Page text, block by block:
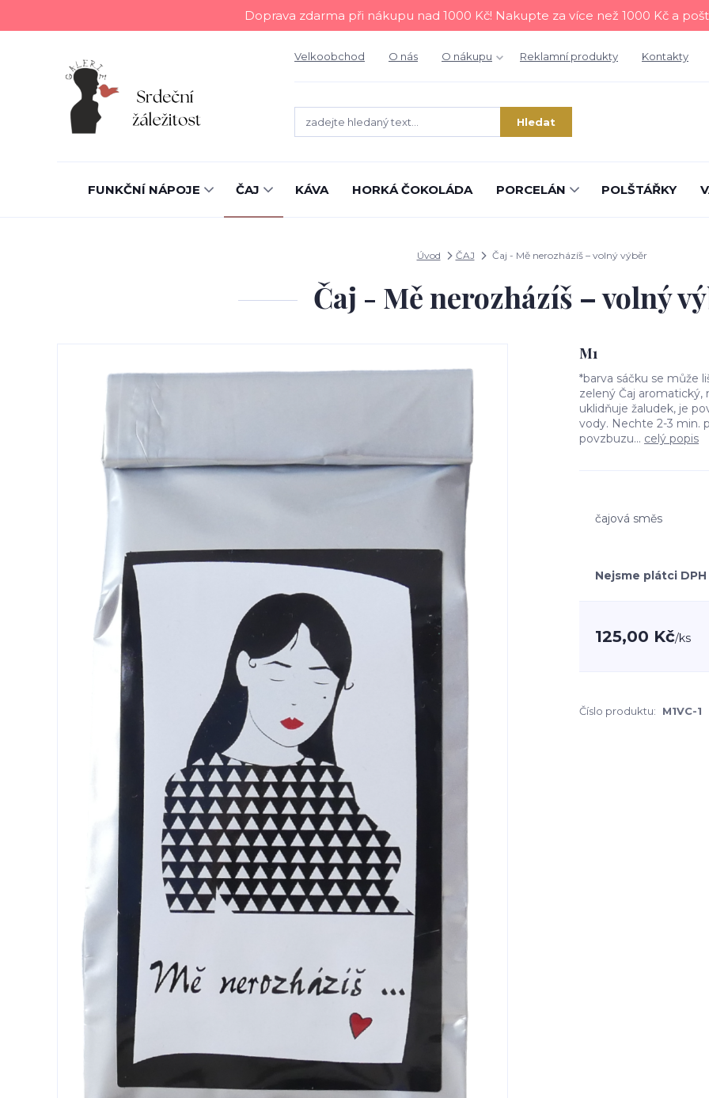
Doprava zdarma při nákupu nad 1000 Kč! Nakupte za více než 1000 Kč a
Velkoobchod O nás O nákupu Reklamní produkty Kontakty
Hledat
FUNKČNÍ NÁPOJE ČAJ KÁVA HORKÁ ČOKOLÁDA PORCELÁN POLŠTÁŘKY
Úvod ČAJ Čaj - Mě nerozházíš – volný výběr
Čaj - Mě nerozházíš – volný
M1
*barva sáčku se může
zelený Čaj
uklidňuje žaludek, je
vody. Nechte 2-3 min.
povzbuzu... celý popis
čajová směs
Nejsme plátci DPH
125,00 Kč/ks
Číslo produktu: M1VC-1